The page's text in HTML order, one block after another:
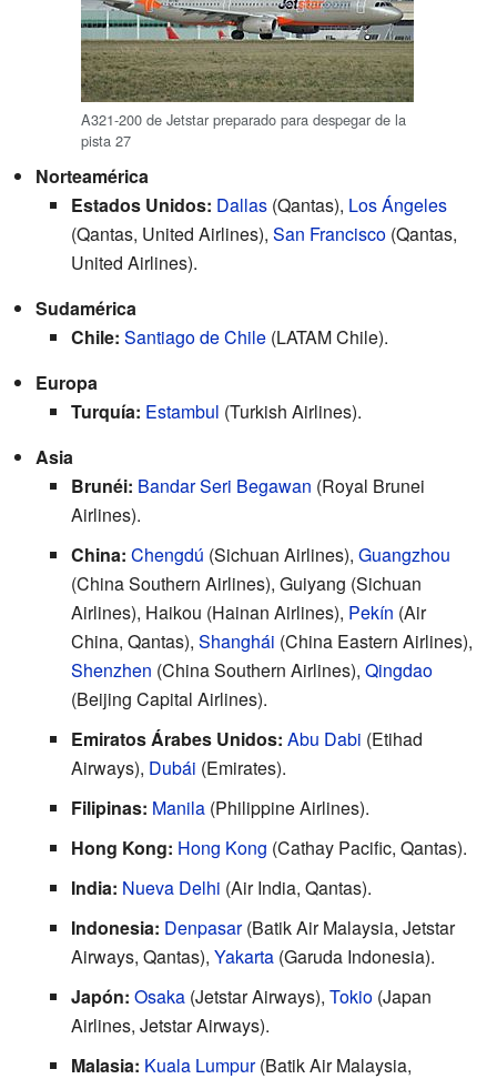
A321-200 de Jetstar preparado para despegar de la
pista 27
Norteamérica
Estados Unidos: Dallas (Qantas), Los Ángeles
(Qantas, United Airlines), San Francisco (Qantas,
United Airlines).
Sudamérica
Chile: Santiago de Chile (LATAM Chile).
Europa
Turquía: Estambul (Turkish Airlines).
Asia
Brunéi: Bandar Seri Begawan (Royal Brunei
Airlines).
China: Chengdú (Sichuan Airlines), Guangzhou
(China Southern Airlines), Guiyang (Sichuan
Airlines), Haikou (Hainan Airlines), Pekín (Air
China, Qantas), Shanghái (China Eastern Airlines),
Shenzhen (China Southern Airlines), Qingdao
(Beijing Capital Airlines).
Emiratos Árabes Unidos: Abu Dabi (Etihad
Airways), Dubái (Emirates).
Filipinas: Manila (Philippine Airlines).
Hong Kong: Hong Kong (Cathay Pacific, Qantas).
India: Nueva Delhi (Air India, Qantas).
Indonesia: Denpasar(Batik Air Malaysia, Jetstar
Airways, Qantas), Yakarta (Garuda Indonesia).
Japón: Osaka (Jetstar Airways), Tokio (Japan
Airlines, Jetstar Airways).
Malasia: Kuala Lumpur(Batik Air Malaysia,